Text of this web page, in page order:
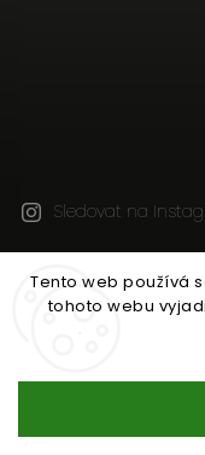
Tento web používá
tohoto webu
Sledovat na
Copyright 2026